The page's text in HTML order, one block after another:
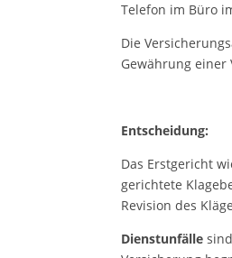
Telefon im Büro
Die
Gewährung einer
Entscheidung:
Das Erstgericht
gerichtete
Revision des
Dienstunfälle